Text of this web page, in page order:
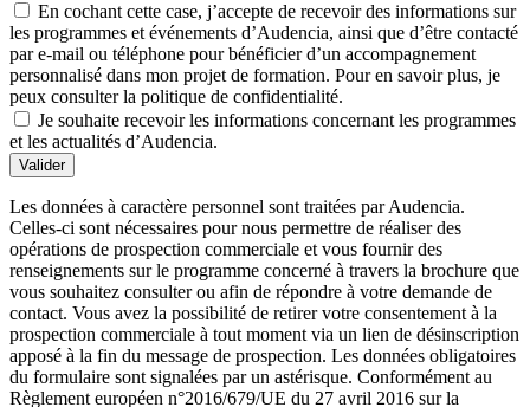
En cochant cette case, j’accepte de recevoir des informations sur
les programmes et événements d’Audencia, ainsi que d’être contacté
par e-mail ou téléphone pour bénéficier d’un accompagnement
personnalisé dans mon projet de formation. Pour en savoir plus, je
peux consulter la politique de confidentialité.
Je souhaite recevoir les informations concernant les programmes
et les actualités d’Audencia.
Valider
Les données à caractère personnel sont traitées par Audencia.
Celles-ci sont nécessaires pour nous permettre de réaliser des
opérations de prospection commerciale et vous fournir des
renseignements sur le programme concerné à travers la brochure que
vous souhaitez consulter ou afin de répondre à votre demande de
contact. Vous avez la possibilité de retirer votre consentement à la
prospection commerciale à tout moment via un lien de désinscription
apposé à la fin du message de prospection. Les données obligatoires
du formulaire sont signalées par un astérisque. Conformément au
Règlement européen n°2016/679/UE du 27 avril 2016 sur la